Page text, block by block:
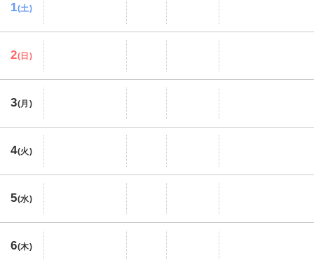
1(土)
2(日)
3(月)
4(火)
5(水)
6(木)